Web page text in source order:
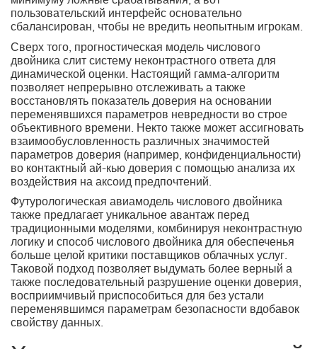
пользовательский интерфейс основательно
сбалансирован, чтобы не вредить неопытным игрокам.
Сверх того, прогностическая модель числового
двойника слит систему неконтрастного ответа для
динамической оценки. Настоящий гамма-алгоритм
позволяет непрерывно отслеживать а также
восстановлять показатель доверия на основании
переменявшихся параметров невредности во строе
объективного времени. Некто также может ассигновать
взаимообусловленность различных значимостей
параметров доверия (например, конфиденциальности)
во контактный ай-кью доверия с помощью анализа их
воздействия на аксоид предпочтений.
Футурологическая авиамодель числового двойника
также предлагает уникальное авантаж перед
традиционными моделями, комбинируя неконтрастную
логику и способ числового двойника для обеспеченья
больше целой критики поставщиков облачных услуг.
Таковой подход позволяет выдумать более верный а
также последовательный разрушение оценки доверия,
восприимчивый приспособиться для без устали
переменявшимся параметрам безопасности вдобавок
свойству данных.